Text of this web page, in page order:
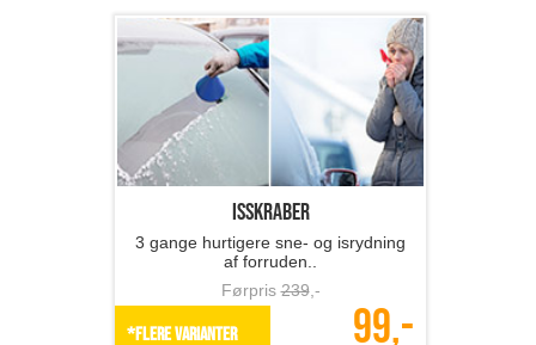
Isskraber
3 gange hurtigere sne- og isrydning
af forruden..
Førpris239,-
*Flere varianter 99,-